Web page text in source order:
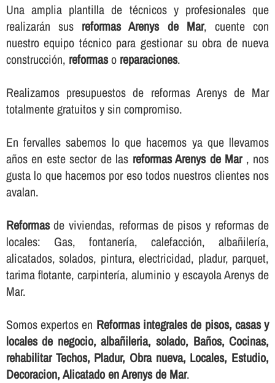
Una amplia plantilla de técnicos y profesionales que
realizarán sus reformas Arenys de Mar, cuente con
nuestro equipo técnico para gestionar su obra de nueva
construcción, reformaso reparaciones.
Realizamos presupuestos de reformas Arenys de Mar
totalmente gratuitos y sin compromiso.
En fervalles sabemos lo que hacemos ya que llevamos
años en este sector de las reformas Arenys de Mar, nos
gusta lo que hacemos por eso todos nuestros clientes nos
avalan.
Reformasde viviendas, reformas de pisos y reformas de
locales: Gas, fontanerí­a, calefacción, albañilerí­a,
alicatados, solados, pintura, electricidad, pladur, parquet,
tarima flotante, carpinterí­a, aluminio y escayola Arenys de
Mar.
Somos expertos en Reformas integrales de pisos, casas y
locales de negocio, albañileria, solado, Baños, Cocinas,
rehabilitar Techos, Pladur, Obra nueva, Locales, Estudio,
Decoracion, Alicatado en Arenys de Mar.